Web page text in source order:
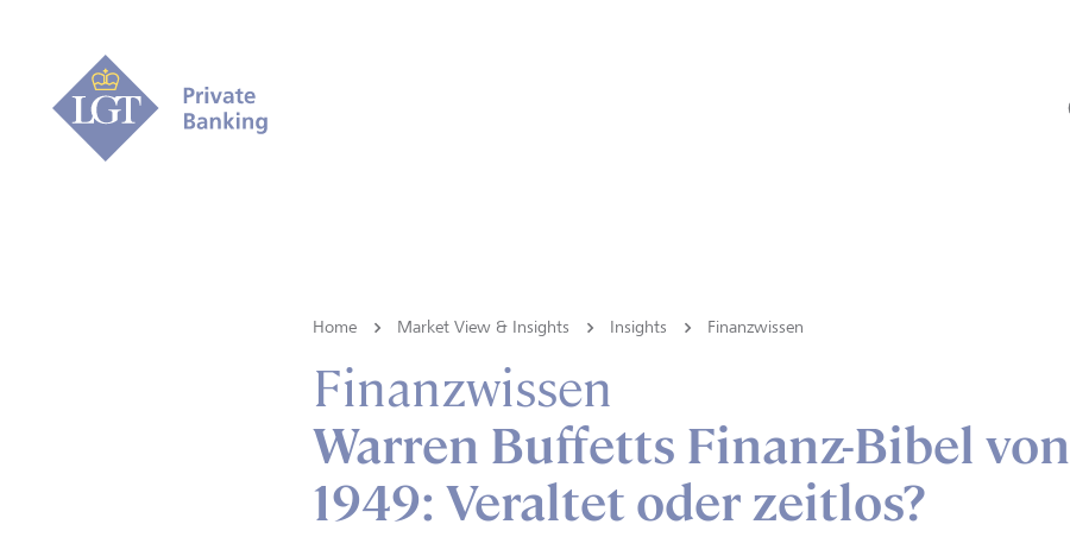
Home Market View & Insights Insights Finanzwissen
Finanzwissen
Warren Buffetts Finanz-Bibel von
1949: Veraltet oder zeitlos?